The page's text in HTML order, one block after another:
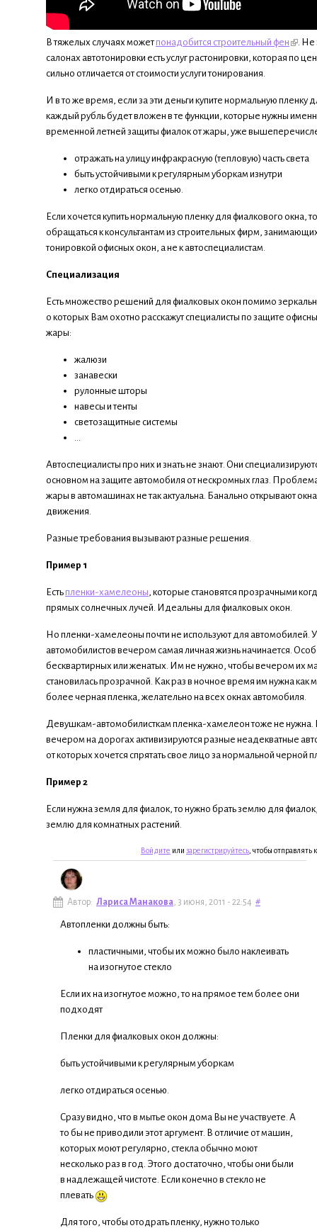
В тяжелых случаях можетпонадобится строительный фен
. Не
салонах автотонировки есть услуг растонировки, которая по
сильно отличается от стоимости услуги тонирования.
И в то же время, если за эти деньги купите нормальную пленку
каждый рубль будет вложен в те функции, которые нужны
временной летней защиты фиалок от жары, уже
отражать на улицу инфракрасную (тепловую) часть света
быть устойчивыми к регулярным уборкам изнутри
легко отдираться осенью.
Если хочется купить нормальную пленку для фиалкового окна,
обращаться к консультантам из строительных фирм,
тонировкой офисных окон, а не к автоспециалистам.
Специализация
Есть множество решений для фиалковых окон помимо
о которых Вам охотно расскажут специалисты по защите
жары:
жалюзи
занавески
рулонные шторы
навесы и тенты
светозащитные системы
...
Автоспециалисты про них и знать не знают. Они
основном на защите автомобиля от нескромных глаз.
жары в автомашинах не так актуальна. Банально открывают
движения.
Разные требования вызывают разные решения.
Пример 1
Есть пленки-хамелеоны, которые становятся прозрачными
прямых солнечных лучей. Идеальны для фиалковых окон.
Но пленки-хамелеоны почти не используют для автомобилей. У
автомобилистов вечером самая личная жизнь начинается.
бесквартирных или женатых. Им не нужно, чтобы вечером их
становилась прозрачной. Как раз в ночное время им нужна как
более черная пленка, желательно на всех окнах автомобиля.
Девушкам-автомобилисткам пленка-хамелеон тоже не нужна.
вечером на дорогах активизируются разные неадекватные
от которых хочется спрятать свое лицо за нормальной черной
Пример 2
Если нужна земля для фиалок, то нужно брать землю для
землю для комнатных растений.
Войдите или зарегистрируйтесь , чтобы
Автор: Лариса Манакова , 3 июня, 2011 - 22:54 #
Автопленки должны быть:
пластичными, чтобы их можно было наклеивать
на изогнутое стекло
Если их на изогнутое можно, то на прямое тем более они
подходят
Пленки для фиалковых окон должны:
быть устойчивыми к регулярным уборкам
легко отдираться осенью.
Сразу видно, что в мытье окон дома Вы не участвуете. А
то бы не приводили этот аргумент. В отличие от машин,
которых моют регулярно, стекла обычно моют
несколько раз в год. Этого достаточно, чтобы они были
в надлежащей чистоте. Если конечно в стекло не
плевать
Для того, чтобы отодрать пленку, нужно только